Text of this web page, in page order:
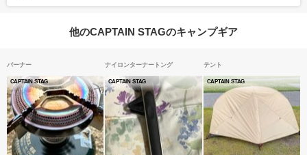
他のCAPTAIN STAGのキャンプギア
バーナー
CAPTAIN STAG
ナイロンターナートング
CAPTAIN STAG
テント
CAPTAIN STAG